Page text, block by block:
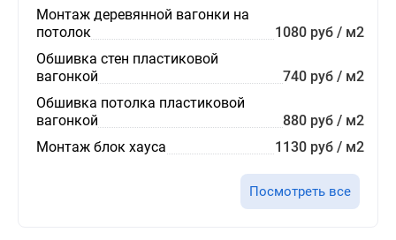
Монтаж деревянной вагонки на
потолок
1080 руб / м2
Обшивка стен пластиковой
вагонкой
740 руб / м2
Обшивка потолка пластиковой
вагонкой
880 руб / м2
Монтаж блок хауса
1130 руб / м2
Посмотреть все